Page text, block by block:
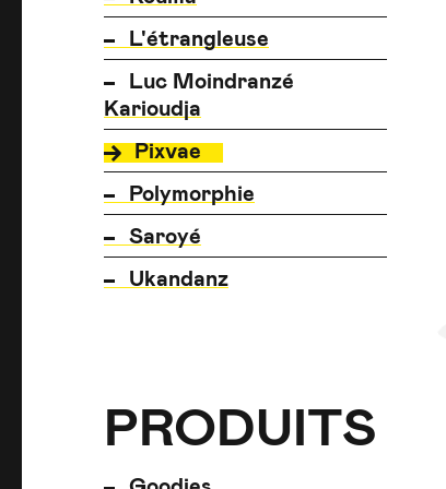
L'étrangleuse
Luc Moindranzé
Karioudja
Pixvae
Polymorphie
Saroyé
Ukandanz
PRODUITS
PRODUITS
PRODUITS